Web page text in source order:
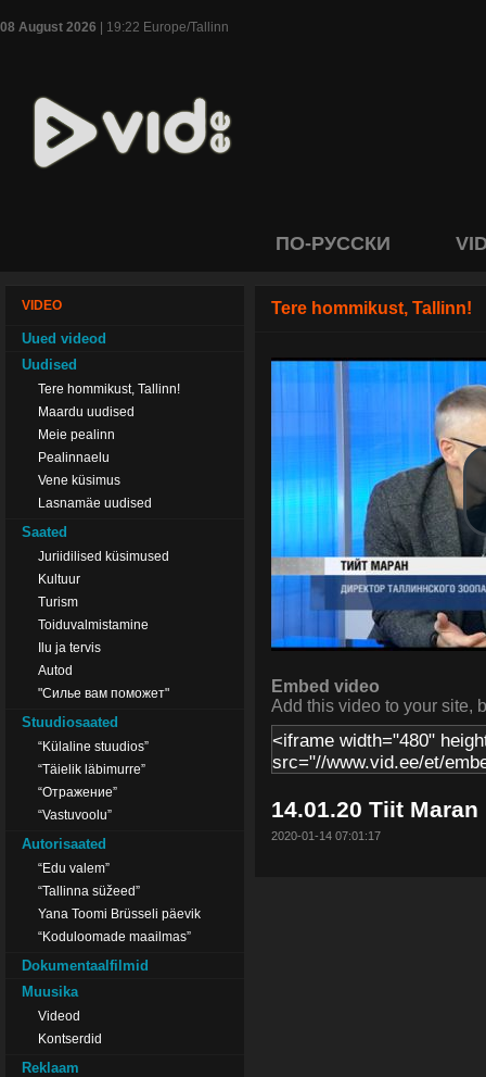
08 August 2026 | 19:22 Europe/Tallinn
ПО-РУССКИ
VIDEO
Uued videod
Uudised
Tere hommikust, Tallinn!
Maardu uudised
Meie pealinn
Pealinnaelu
Vene küsimus
Lasnamäe uudised
Saated
Juriidilised küsimused
Kultuur
Turism
Toiduvalmistamine
Ilu ja tervis
Autod
"Силье вам поможет"
Stuudiosaated
“Külaline stuudios”
“Täielik läbimurre”
“Отражение”
“Vastuvoolu”
Autorisaated
“Edu valem”
“Tallinna süžeed”
Yana Toomi Brüsseli päevik
“Koduloomade maailmas”
Dokumentaalfilmid
Muusika
Videod
Kontserdid
Reklaam
Tere hommikust, Tallinn!
Embed video
Add this video to your site,
14.01.20 Tiit Maran
2020-01-14 07:01:17